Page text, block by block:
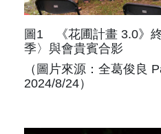
圖1 《花圃計畫 3.0》
季〉與會貴賓合影
（圖片來源：全葛俊良
2024/8/24）